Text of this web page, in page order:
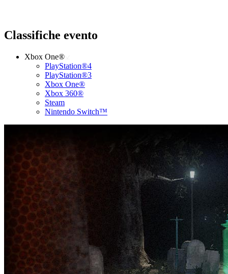
Classifiche evento
Xbox One®
PlayStation®4
PlayStation®3
Xbox One®
Xbox 360®
Steam
Nintendo Switch™